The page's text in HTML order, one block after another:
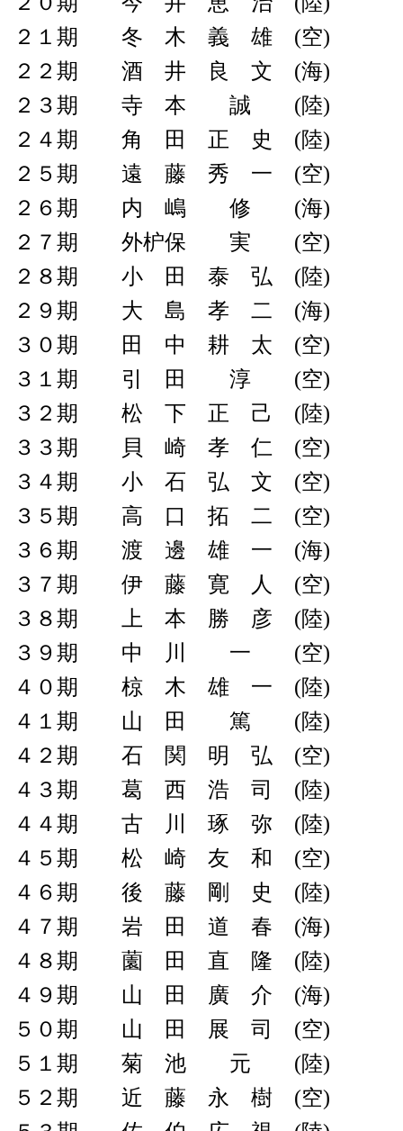
２１期 冬 木 義 雄 (空)
２２期 酒 井 良 文 (海)
２３期 寺 本 誠 (陸)
２４期 角 田 正 史 (陸)
２５期 遠 藤 秀 一 (空)
２６期 内 嶋 修 (海)
２７期 外枦保 実 (空)
２８期 小 田 泰 弘 (陸)
２９期 大 島 孝 二 (海)
３０期 田 中 耕 太 (空)
３１期 引 田 淳 (空)
３２期 松 下 正 己 (陸)
３３期 貝 崎 孝 仁 (空)
３４期 小 石 弘 文 (空)
３５期 高 口 拓 二 (空)
３６期 渡 邊 雄 一 (海)
３７期 伊 藤 寛 人 (空)
３８期 上 本 勝 彦 (陸)
３９期 中 川 一 (空)
４０期 椋 木 雄 一 (陸)
４１期 山 田 篤 (陸)
４２期 石 関 明 弘 (空)
４３期 葛 西 浩 司 (陸)
４４期 古 川 琢 弥 (陸)
４５期 松 崎 友 和 (空)
４６期 後 藤 剛 史 (陸)
４７期 岩 田 道 春 (海)
４８期 薗 田 直 隆 (陸)
４９期 山 田 廣 介 (海)
５０期 山 田 展 司 (空)
５１期 菊 池 元 (陸)
５２期 近 藤 永 樹 (空)